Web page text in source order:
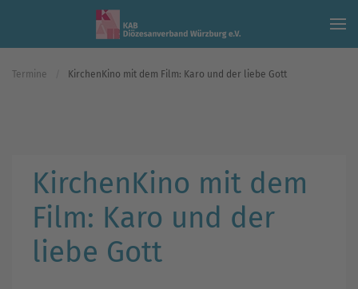
Skip to main content
Termine KirchenKino mit dem Film: Karo und der liebe Gott
KirchenKino mit dem
Film: Karo und der
liebe Gott